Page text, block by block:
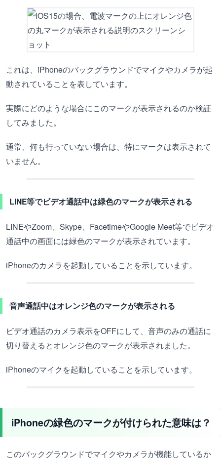
これは、iPhoneのバックグラウンドでマイクやカメラが起
動されていることを表しています。
実際にどのような場合にこのマークが表示されるのか検証
してみました。
通常、何も行っていない場合は、特にマークは表示されて
いません。
LINE等でビデオ通話中は緑色のマークが表示される
LINEやZoom、Skype、FacetimeやGoogle Meet等でビデオ
通話中の画面には緑色のマークが表示されています。
iPhoneのカメラを起動していることを示しています。
音声通話中はオレンジ色のマークが表示される
ビデオ通話のカメラ表示をOFFにして、音声のみの通話に
切り替えるとオレンジ色のマークが表示されました。
iPhoneのマイクを起動していることを示しています。
iPhoneの緑色のマークが付けられた意味は？
このバックグラウンドでマイクやカメラが機能しているか